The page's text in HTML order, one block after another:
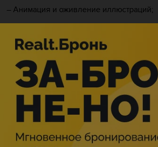
– Анимация и оживление иллюстраций;
звуком;
– Улучшение аудио и создание
– Практические кейсы для соцсетей,
образовательных и личных проектов;
– Автоматизация генерации контента.
Формат обучения:
– 2 дня × 3 часа = 6 часов практики;